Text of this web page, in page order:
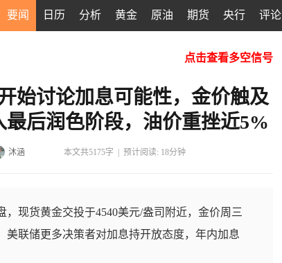
要闻 日历 分析 黄金 原油 期货 央行 评论
点击查看多空信号
始讨论加息可能性，金价触及
后润色阶段，油价重挫近5%
沐涵 本文共5175字 | 预计阅读: 18分钟
，现货黄金交投于4540美元/盎司附近，金价周三
美联储更多决策者对加息持开放态度，年内加息